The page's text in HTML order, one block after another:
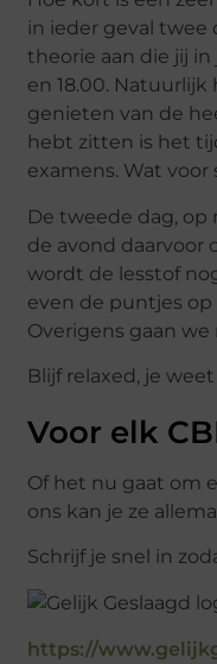
in ieder geval twee
theorie aan die jij
en 18.00.
genieten van de
hebt zitten is het
examens. Wat
De tweede dag, op
de avond daarvoor
wordt de lesstof
even de puntjes
Overigens gaan we
Blijf relaxed, je
Voor elk
Of het nu gaat om
ons kan je ze
Schrijf je snel in
https://